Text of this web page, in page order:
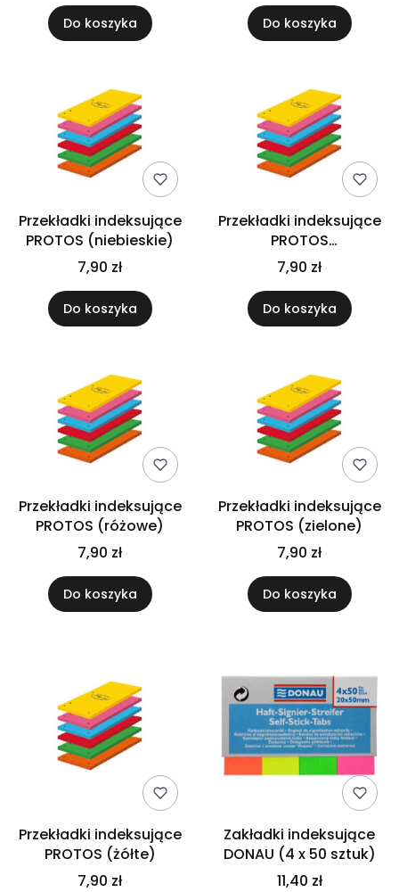
Do koszyka Do koszyka
Przekładki indeksujące
PROTOS (niebieskie)
7,90 zł
Do koszyka
Przekładki indeksujące
PROTOS
(pomarańczowe)
7,90 zł
Do koszyka
Przekładki indeksujące
PROTOS (różowe)
7,90 zł
Do koszyka
Przekładki indeksujące
PROTOS (zielone)
7,90 zł
Do koszyka
Przekładki indeksujące
PROTOS (żółte)
7,90 zł
Zakładki indeksujące
DONAU (4 x 50 sztuk)
11,40 zł